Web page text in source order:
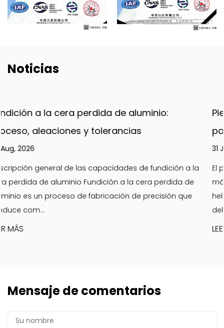
Noticias
a la
de
que
Piezas de máquinas de helado: guía
para el mantenimiento y reemplazo
El papel fundamental de las piezas de calidad
máquinas para hacer helados Piezas de
helado son la columna vertebral de la calidad
Mensaje de comentarios